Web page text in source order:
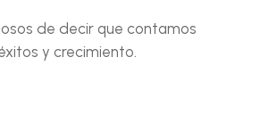
de decir que contamos
y crecimiento.